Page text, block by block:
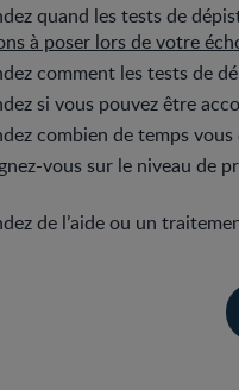
quand les tests de
à poser lors de votre
comment les tests de
si vous pouvez être
combien de temps
vous sur le niveau de
de l’aide ou un